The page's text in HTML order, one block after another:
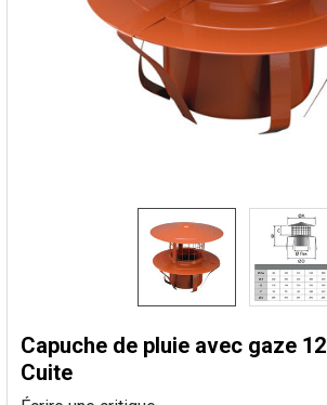
Capuche de pluie avec gaze
Cuite